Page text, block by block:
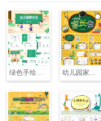
绿色手绘插画幼儿园家长会PPT 幼儿园家长会主题班会PPT